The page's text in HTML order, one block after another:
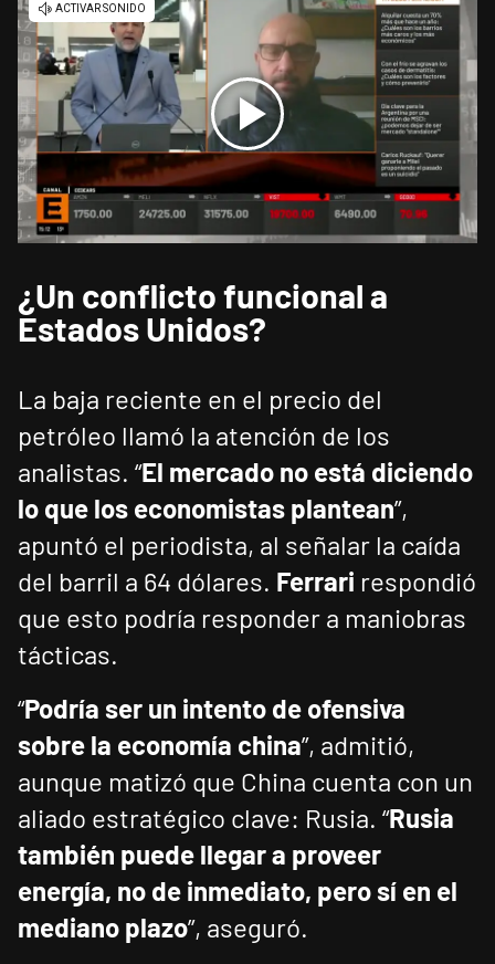
¿Un conflicto funcional a
Estados Unidos?
La baja reciente en el precio del
petróleo llamó la atención de los
analistas. “El mercado no está diciendo
lo que los economistas plantean”,
apuntó el periodista, al señalar la caída
del barril a 64 dólares. Ferrari respondió
que esto podría responder a maniobras
tácticas.
“Podría ser un intento de ofensiva
sobre la economía china”, admitió,
aunque matizó que China cuenta con un
aliado estratégico clave: Rusia. “Rusia
también puede llegar a proveer
energía, no de inmediato, pero sí en el
mediano plazo”, aseguró.